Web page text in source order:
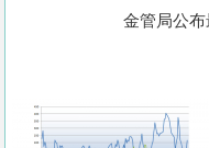
置
金管局公